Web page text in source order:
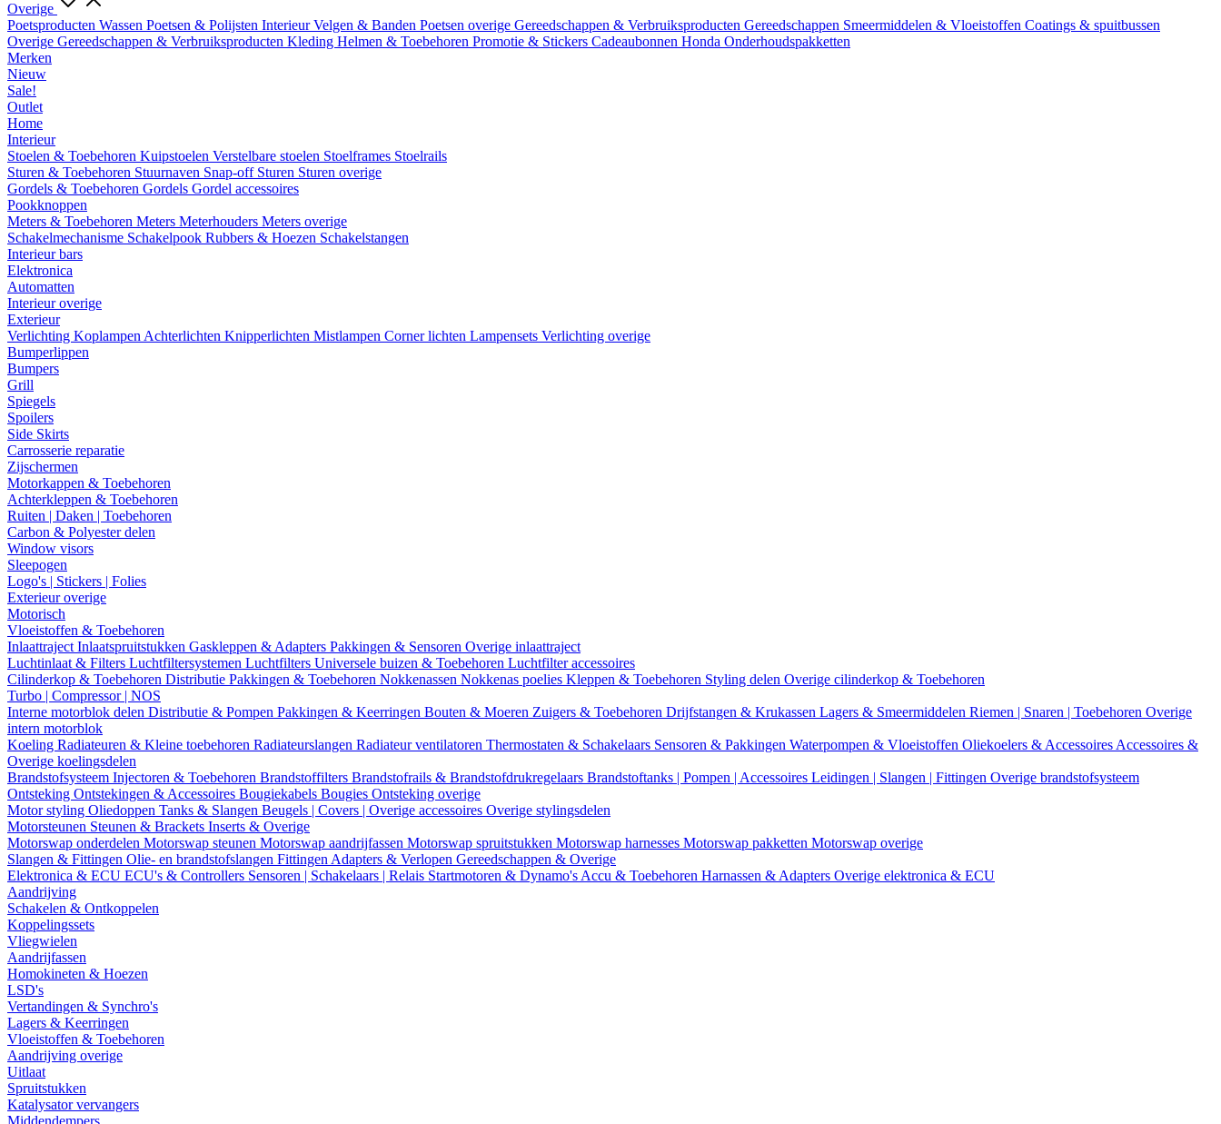
Overige
Poetsproducten Wassen Poetsen & Polijsten InterieurVelgen & Banden Poetsen overige Gereedschappen & Verbruiksproducten Gereedschappen Smeermiddelen & Vloeistoffen Coatings & spuitbussen
Overige Gereedschappen & Verbruiksproducten Kleding Helmen & Toebehoren Promotie & Stickers Cadeaubonnen Honda Onderhoudspakketten
Merken
Nieuw
Sale!
Outlet
Home
Interieur
Stoelen & Toebehoren Kuipstoelen Verstelbare stoelen Stoelframes Stoelrails
Sturen & Toebehoren Stuurnaven Snap-off Sturen Sturen overige
Gordels & Toebehoren Gordels Gordel accessoires
Pookknoppen
Meters & Toebehoren Meters Meterhouders Meters overige
Schakelmechanisme Schakelpook Rubbers & Hoezen Schakelstangen
Interieur bars
Elektronica
Automatten
Interieur overige
Exterieur
Verlichting Koplampen Achterlichten Knipperlichten Mistlampen Corner lichten Lampensets Verlichting overige
Bumperlippen
Bumpers
Grill
Spiegels
Spoilers
Side Skirts
Carrosserie reparatie
Zijschermen
Motorkappen & Toebehoren
Achterkleppen & Toebehoren
Ruiten | Daken | Toebehoren
Carbon & Polyester delen
Window visors
Sleepogen
Logo's | Stickers | Folies
Exterieur overige
Motorisch
Vloeistoffen & Toebehoren
Inlaattraject Inlaatspruitstukken Gaskleppen & Adapters Pakkingen & Sensoren Overige inlaattraject
Luchtinlaat & Filters Luchtfiltersystemen Luchtfilters Universele buizen & Toebehoren Luchtfilter accessoires
Cilinderkop & Toebehoren Distributie Pakkingen & Toebehoren Nokkenassen Nokkenas poelies Kleppen & Toebehoren Styling delen Overige cilinderkop & Toebehoren
Turbo | Compressor | NOS
Interne motorblok delen Distributie & Pompen Pakkingen & Keerringen Bouten & Moeren Zuigers & Toebehoren Drijfstangen & Krukassen Lagers & Smeermiddelen Riemen | Snaren | Toebehoren Overige
intern motorblok
Koeling Radiateuren & Kleine toebehoren Radiateurslangen Radiateur ventilatoren Thermostaten & Schakelaars Sensoren & Pakkingen Waterpompen & Vloeistoffen Oliekoelers & Accessoires Accessoires &
Overige koelingsdelen
Brandstofsysteem Injectoren & Toebehoren Brandstoffilters Brandstofrails & Brandstofdrukregelaars Brandstoftanks | Pompen | Accessoires Leidingen | Slangen | Fittingen Overige brandstofsysteem
Ontsteking Ontstekingen & Accessoires Bougiekabels Bougies Ontsteking overige
Motor styling Oliedoppen Tanks & Slangen Beugels | Covers | Overige accessoires Overige stylingsdelen
Motorsteunen Steunen & Brackets Inserts & Overige
Motorswap onderdelen Motorswap steunen Motorswap aandrijfassen Motorswap spruitstukken Motorswap harnesses Motorswap pakketten Motorswap overige
Slangen & Fittingen Olie- en brandstofslangen Fittingen Adapters & Verlopen Gereedschappen & Overige
Elektronica & ECU ECU's & Controllers Sensoren | Schakelaars | Relais Startmotoren & Dynamo's Accu & Toebehoren Harnassen & Adapters Overige elektronica & ECU
Aandrijving
Schakelen & Ontkoppelen
Koppelingssets
Vliegwielen
Aandrijfassen
Homokineten & Hoezen
LSD's
Vertandingen & Synchro's
Lagers & Keerringen
Vloeistoffen & Toebehoren
Aandrijving overige
Uitlaat
Spruitstukken
Katalysator vervangers
Middendempers